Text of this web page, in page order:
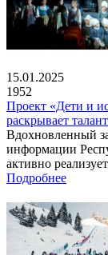
15.01.2025
1952
Проект «Дети и
раскрывает
Вдохновленный
информации
активно
Подробнее